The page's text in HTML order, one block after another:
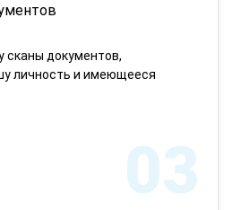
сканы документов,
личность и имеющееся
03